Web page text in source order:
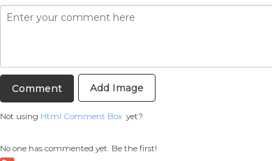
Add Image
Not using Html Comment Box yet?
No one has commented yet. Be the first!